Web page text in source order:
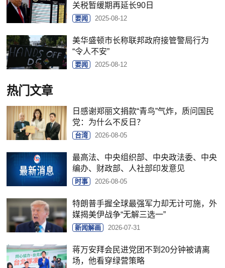
关税暂缓期再延长90日
要闻 2025-08-12
美华盛顿市长称联邦政府接管警局行为
“令人不安”
要闻 2025-08-12
热门文章
日感谢郑丽文捐款“青鸟”气炸，质问国民
党：为什么不反日？
台湾 2026-08-05
最高法、中央组织部、中央政法委、中央
编办、财政部、人社部印发意见
时事 2026-08-05
特朗普手握全球最强军力却无计可施，外
媒揭美伊战争“无解三选一”
新闻解画 2026-07-31
蒋万安拜会民进党团不到20分钟被请离
场，他看穿绿营策略